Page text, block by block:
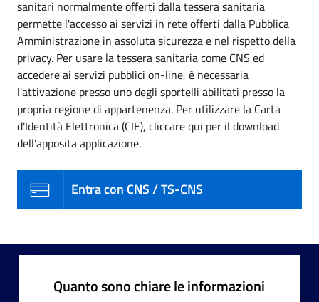
sanitari normalmente offerti dalla tessera sanitaria
permette l'accesso ai servizi in rete offerti dalla Pubblica
Amministrazione in assoluta sicurezza e nel rispetto della
privacy. Per usare la tessera sanitaria come CNS ed
accedere ai servizi pubblici on-line, è necessaria
l'attivazione presso uno degli sportelli abilitati presso la
propria regione di appartenenza. Per utilizzare la Carta
d'Identità Elettronica (CIE), cliccare qui per il download
dell'apposita applicazione.
Entra con CNS / TS-CNS
Quanto sono chiare le informazioni